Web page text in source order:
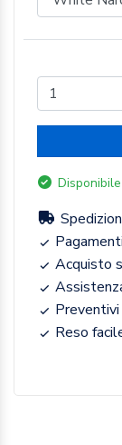
Disponibile
Acquisto
Reso